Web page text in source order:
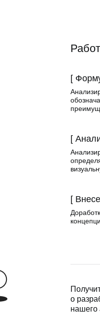
[
[
о
нашего
[